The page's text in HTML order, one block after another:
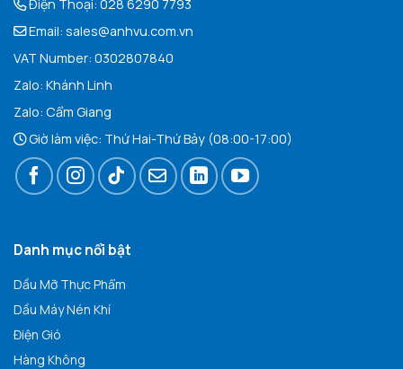
Điện Thoại: 028 6290 7793
Email: sales@anhvu.com.vn
VAT Number: 0302807840
Zalo: Khánh Linh
Zalo: Cẩm Giang
Giờ làm việc: Thứ Hai-Thứ Bảy (08:00-17:00)
Danh mục nổi bật
Dầu Mỡ Thực Phẩm
Dầu Máy Nén Khí
Điện Gió
Hàng Không